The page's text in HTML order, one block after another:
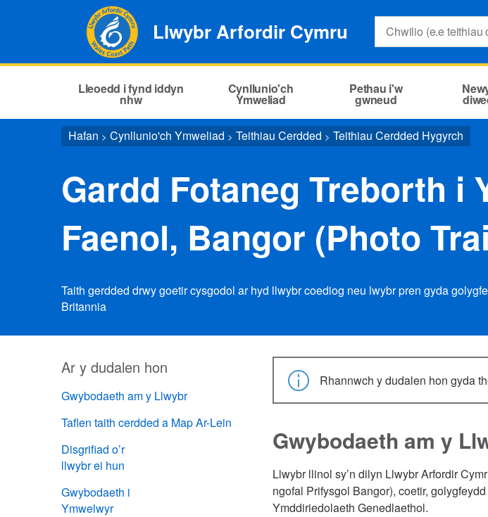
Llwybr Arfordir Cymru Search:
Lleoedd i fynd iddyn
nhw
Cynllunio'ch
Ymweliad
Pethau i'w
gwneud
Hafan > Cynllunio'ch Ymweliad > Teithiau Cerdded > Teithiau Cerdded Hygyrch
Gardd Fotaneg Treborth i
Faenol, Bangor (Photo
Taith gerdded drwy goetir cysgodol ar hyd llwybr coediog neu lwybr pren gyda
Britannia
Ar y dudalen hon
Gwybodaeth am y Llwybr
Taflen taith cerdded a Map Ar-Lein
Disgrifiad o’r
llwybr ei hun
Gwybodaeth i
Ymwelwyr
Rhannwch y dudalen hon gyda
Gwybodaeth am y
Llwybr llinol sy’n dilyn Llwybr Arfordir
ngofal Prifysgol Bangor), coetir,
Ymddiriedolaeth Genedlaethol.